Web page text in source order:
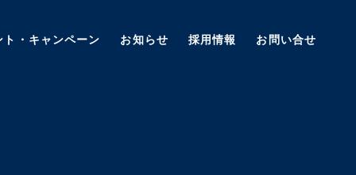
ト・キャンペーン お知らせ 採用情報 お問い合せ